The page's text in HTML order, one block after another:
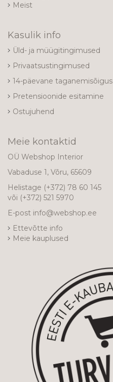
Meist
Kasulik info
Üld- ja müügitingimused
Privaatsustingimused
14-päevane taganemisõigus
Pretensioonide esitamine
Ostujuhend
Meie kontaktid
OÜ Webshop Interior
Vabaduse 1, Võru, 65609
Helistage (+372) 78 60 145
või (+372) 521 5970
E-post info@webshop.ee
Ettevõtte info
Meie kauplused